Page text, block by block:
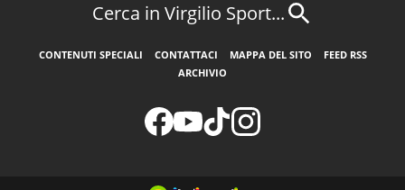
Cerca in Virgilio Sport...
CONTENUTI SPECIALI CONTATTACI MAPPA DEL SITO
FEED RSS
ARCHIVIO